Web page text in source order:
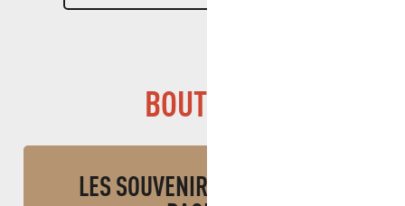
BOUTIQUE
LES SOUVENIRS DE MARCEL